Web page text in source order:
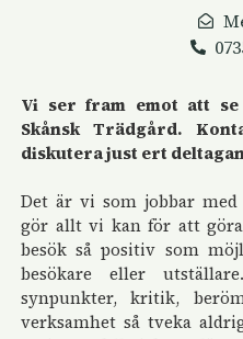
Vi ser fram emot att
Skånsk Trädgård.
diskutera just ert
Det är vi som jobbar
gör allt vi kan för att
besök så positiv som
besökare eller
synpunkter, kritik,
verksamhet så tveka